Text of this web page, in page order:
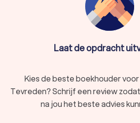
Laat de opdracht
Kies de beste boekhouder
Tevreden? Schrijf een review
na jou het beste advies